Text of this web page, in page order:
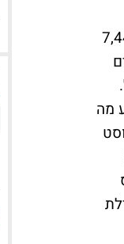
יולי אוגוסט. התוצאה: חופשה לזוג תעלה 7,440
שקל.
מה